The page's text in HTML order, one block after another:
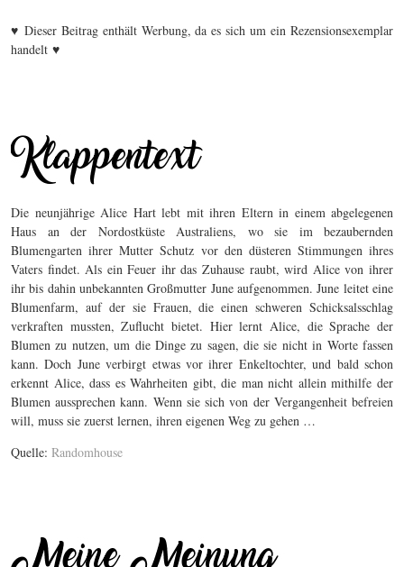
♥ Dieser Beitrag enthält Werbung, da es sich um ein Rezensionsexemplar
handelt ♥
Die neunjährige Alice Hart lebt mit ihren Eltern in einem abgelegenen
Haus an der Nordostküste Australiens, wo sie im bezaubernden
Blumengarten ihrer Mutter Schutz vor den düsteren Stimmungen ihres
Vaters findet. Als ein Feuer ihr das Zuhause raubt, wird Alice von ihrer
ihr bis dahin unbekannten Großmutter June aufgenommen. June leitet eine
Blumenfarm, auf der sie Frauen, die einen schweren Schicksalsschlag
verkraften mussten, Zuflucht bietet. Hier lernt Alice, die Sprache der
Blumen zu nutzen, um die Dinge zu sagen, die sie nicht in Worte fassen
kann. Doch June verbirgt etwas vor ihrer Enkeltochter, und bald schon
erkennt Alice, dass es Wahrheiten gibt, die man nicht allein mithilfe der
Blumen aussprechen kann. Wenn sie sich von der Vergangenheit befreien
will, muss sie zuerst lernen, ihren eigenen Weg zu gehen …
Quelle: Randomhouse